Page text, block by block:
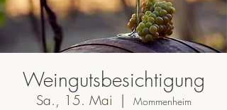
Weingutsbesichtigung
Sa., 15. Mai
  |
Mommenheim